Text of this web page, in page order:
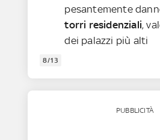
pesantemente
torri residenziali,
dei palazzi più alti
8/13
PUBBLICITÀ